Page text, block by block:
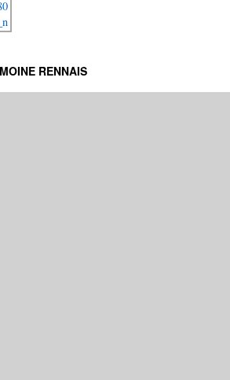
RENNAIS